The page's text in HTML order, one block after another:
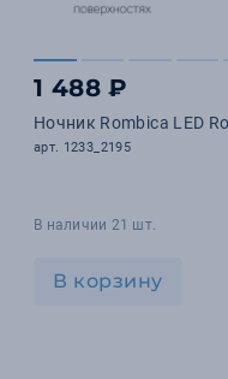
1 488 ₽
Ночник Rombica LED
арт. 1233_2195
В наличии 21 шт.
В корзину